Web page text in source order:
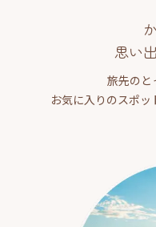
思い
旅先のと
お気に入りのスポ